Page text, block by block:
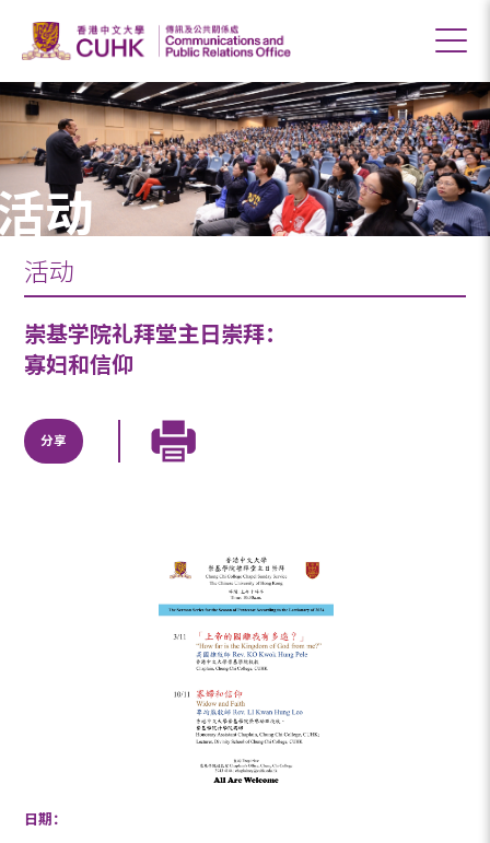
动
活动
崇基学院礼拜堂主日崇拜：
寡妇和信仰
分享
日期：